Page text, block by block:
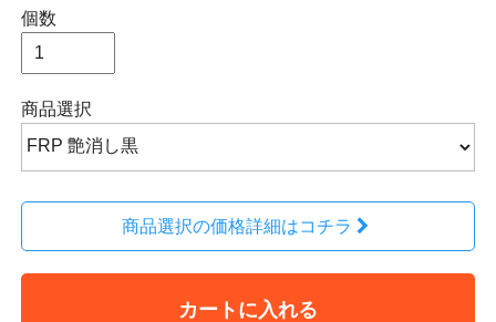
個数
商品選択
商品選択の価格詳細はコチラ
カートに入れる